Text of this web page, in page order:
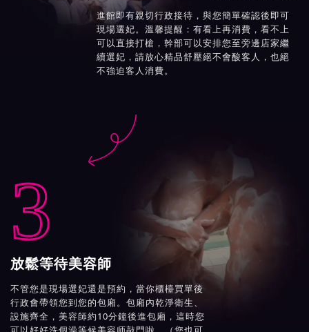
進館即有親切行政接待，與您簡單確認後即可
現場選妃。溫馨提醒：有看上再消費，看不上
可以直接打槍，幹部可以安排您至旁邊店家繼
續選妃，請放心精品舒壓絕不會酸客人，也絕
不強迫客人消費。

3
放鬆等待美容師
不管您是現場選妃還是預約，當你櫃檯買單後
行政會帶領您到您的包廂。包廂內乾淨衛生、
設施齊全，美容師約10分鐘後進包廂，這時您